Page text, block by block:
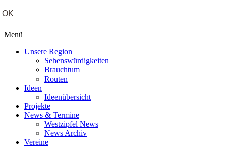
Menü
Unsere Region
Sehenswürdigkeiten
Brauchtum
Routen
Ideen
Ideenübersicht
Projekte
News & Termine
Westzipfel News
News Archiv
Vereine